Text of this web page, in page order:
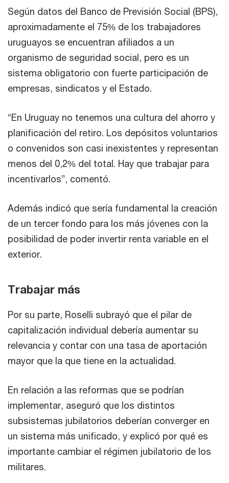
Según datos del Banco de Previsión Social (BPS),
aproximadamente el 75% de los trabajadores
uruguayos se encuentran afiliados a un
organismo de seguridad social, pero es un
sistema obligatorio con fuerte participación de
empresas, sindicatos y el Estado.
“En Uruguay no tenemos una cultura del ahorro y
planificación del retiro. Los depósitos voluntarios
o convenidos son casi inexistentes y representan
menos del 0,2% del total. Hay que trabajar para
incentivarlos”, comentó.
Además indicó que sería fundamental la creación
de un tercer fondo para los más jóvenes con la
posibilidad de poder invertir renta variable en el
exterior.
Trabajar más
Por su parte, Roselli subrayó que el pilar de
capitalización individual debería aumentar su
relevancia y contar con una tasa de aportación
mayor que la que tiene en la actualidad.
En relación a las reformas que se podrían
implementar, aseguró que los distintos
subsistemas jubilatorios deberían converger en
un sistema más unificado, y explicó por qué es
importante cambiar el régimen jubilatorio de los
militares.